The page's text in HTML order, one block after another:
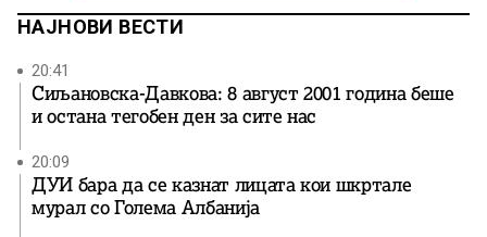
НАЈНОВИ ВЕСТИ
20:41
Сиљановска-Давкова: 8 август 2001 година беше
и остана тегобен ден за сите нас
20:09
ДУИ бара да се казнат лицата кои шкртале
мурал со Голема Албанија